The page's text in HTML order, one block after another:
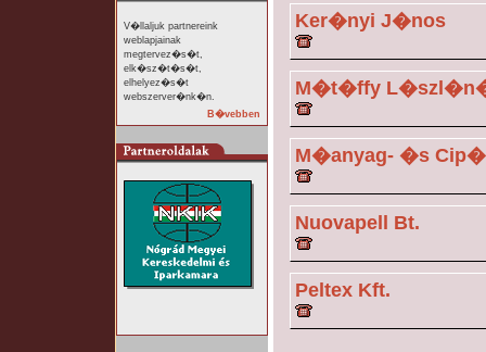
V�llaljuk partnereink
weblapjainak
megtervez�s�t,
elk�sz�t�s�t,
elhelyez�s�t
webszerver�nk�n.
B�vebben
Ker�nyi J�nos
M�t�ffy
M�anyag- �s
Nuovapell Bt.
Peltex Kft.